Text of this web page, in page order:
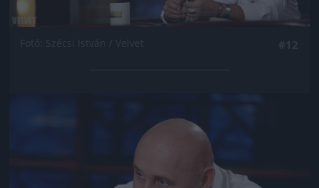
Jön még kép!